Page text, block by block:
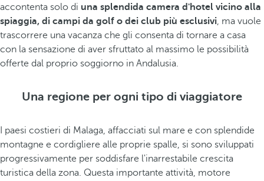
accontenta solo di una splendida camera d'hotel vicino alla
spiaggia, di campi da golf o dei club più esclusivi, ma vuole
trascorrere una vacanza che gli consenta di tornare a casa
con la sensazione di aver sfruttato al massimo le possibilità
offerte dal proprio soggiorno in Andalusia.
Una regione per ogni tipo di viaggiatore
I paesi costieri di Malaga, affacciati sul mare e con splendide
montagne e cordigliere alle proprie spalle, si sono sviluppati
progressivamente per soddisfare l'inarrestabile crescita
turistica della zona. Questa importante attività, motore